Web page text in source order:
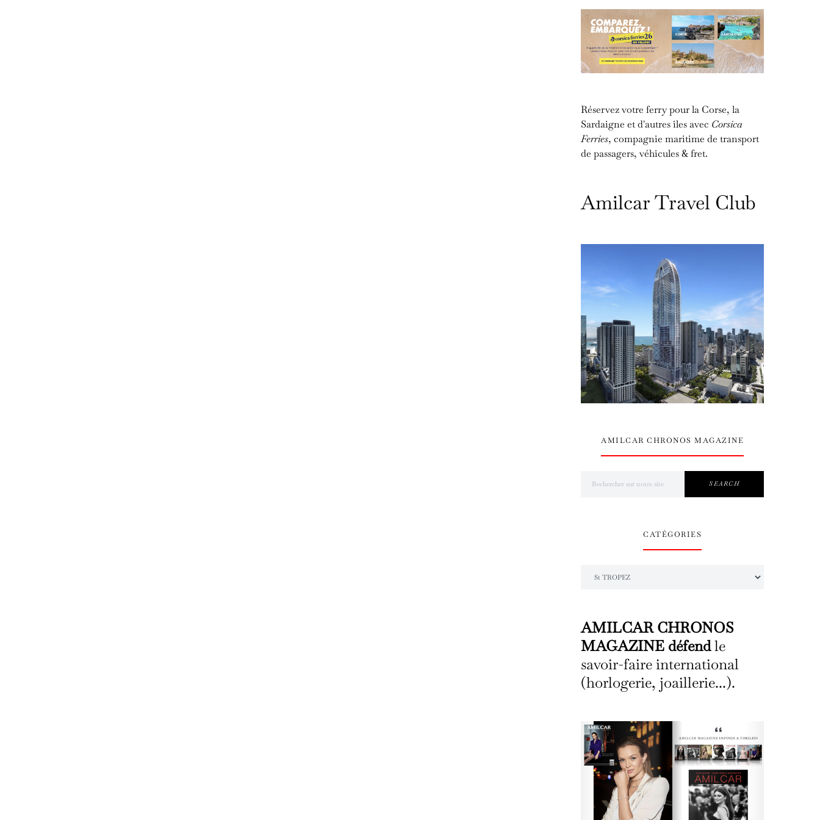
Réservez votre ferry pour la Corse, la
Sardaigne et d'autres îles avec Corsica
Ferries, compagnie maritime de transport
de passagers, véhicules & fret.
Amilcar Travel Club
AMILCAR CHRONOS MAGAZINE
SEARCH
CATÉGORIES
AMILCAR CHRONOS
MAGAZINE défendle
savoir-faire international
(horlogerie, joaillerie...).